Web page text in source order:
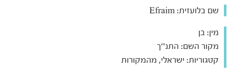
שם בלועזית:
מין: בן
מקור השם: התנ''ך
קטגוריות: ישראלי, מהמקורות